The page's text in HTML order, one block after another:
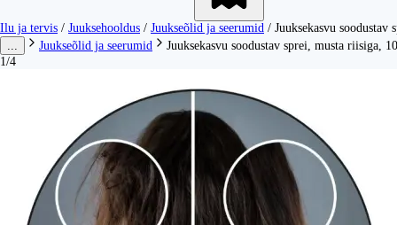
Ilu ja tervis / Juuksehooldus / Juukseõlid ja seerumid / Juuksekasvu
...
Juukseõlid ja seerumid
Juuksekasvu soodustav sprei, musta riisiga,
1/4